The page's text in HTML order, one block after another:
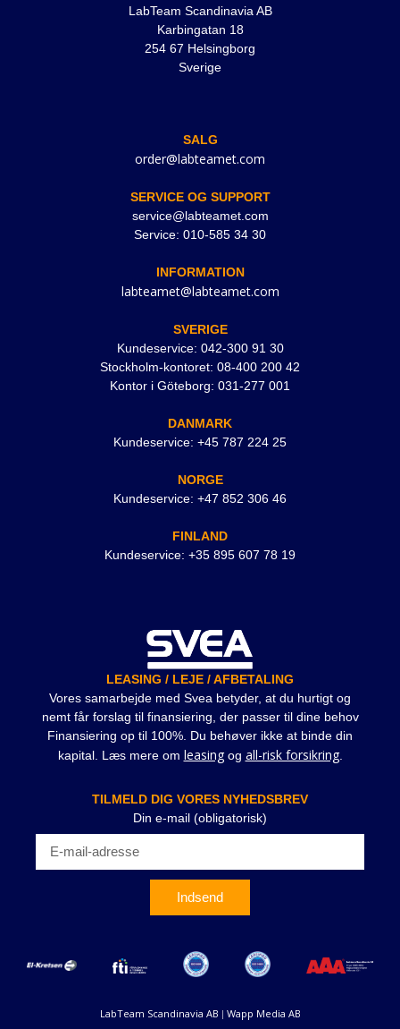
LabTeam Scandinavia AB
Karbingatan 18
254 67 Helsingborg
Sverige
SALG
order@labteamet.com
SERVICE OG SUPPORT
service@labteamet.com
Service: 010-585 34 30
INFORMATION
labteamet@labteamet.com
SVERIGE
Kundeservice: 042-300 91 30
Stockholm-kontoret: 08-400 200 42
Kontor i Göteborg: 031-277 001
DANMARK
Kundeservice: +45 787 224 25
NORGE
Kundeservice: +47 852 306 46
FINLAND
Kundeservice: +35 895 607 78 19
LEASING / LEJE / AFBETALING
Vores samarbejde med Svea betyder, at du hurtigt og
nemt får forslag til finansiering, der passer til dine behov
Finansiering op til 100%. Du behøver ikke at binde din
kapital. Læs mere om leasingog all-risk forsikring.
TILMELD DIG VORES NYHEDSBREV
Din e-mail (obligatorisk)
Indsend
LabTeam Scandinavia AB Wapp Media AB